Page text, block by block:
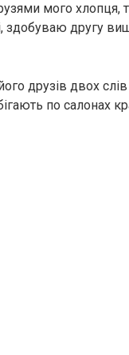
мого хлопця,
другу
друзів двох
по салонах